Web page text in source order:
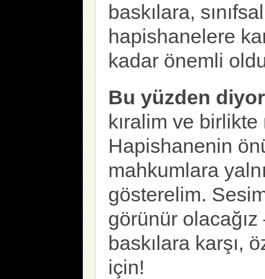
baskılara,
hapishanelere
kadar önemli
Bu yüzden
kıralim ve
Hapishanenin
mahkumlara
gösterelim.
görünür
baskılara karşı,
için!